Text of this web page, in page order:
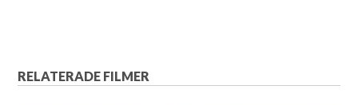
RELATERADE FILMER